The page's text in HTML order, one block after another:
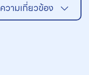
ความเกี่ยวข้อง